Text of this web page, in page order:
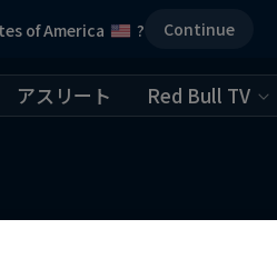
of America ? Continue
アスリート Red Bull TV